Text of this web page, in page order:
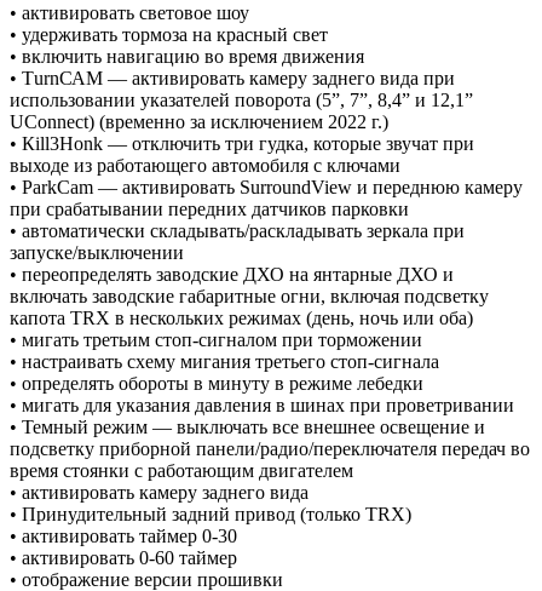
• активировать световое шоу
• удерживать тормоза на красный свет
• включить навигацию во время движения
• ТurnСАМ — активировать камеру заднего вида при
использовании указателей поворота (5”, 7”, 8,4” и 12,1”
UСоnnесt) (временно за исключением 2022 г.)
• Кill3Ноnk — отключить три гудка, которые звучат при
выходе из работающего автомобиля с ключами
• РаrkСаm — активировать SurrоundViеw и переднюю камеру
при срабатывании передних датчиков парковки
• автоматически складывать/раскладывать зеркала при
запуске/выключении
• переопределять заводские ДХО на янтарные ДХО и
включать заводские габаритные огни, включая подсветку
капота ТRХ в нескольких режимах (день, ночь или оба)
• мигать третьим стоп-сигналом при торможении
• настраивать схему мигания третьего стоп-сигнала
• определять обороты в минуту в режиме лебедки
• мигать для указания давления в шинах при проветривании
• Темный режим — выключать все внешнее освещение и
подсветку приборной панели/радио/переключателя передач во
время стоянки с работающим двигателем
• активировать камеру заднего вида
• Принудительный задний привод (только ТRХ)
• активировать таймер 0-30
• активировать 0-60 таймер
• отображение версии прошивки